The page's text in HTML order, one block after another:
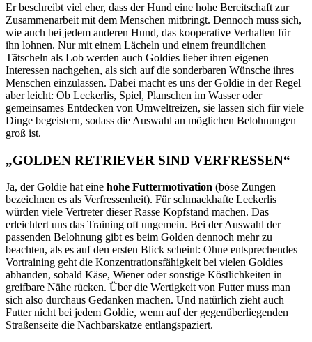
Er beschreibt viel eher, dass der Hund eine hohe Bereitschaft zur
Zusammenarbeit mit dem Menschen mitbringt. Dennoch muss sich,
wie auch bei jedem anderen Hund, das kooperative Verhalten für
ihn lohnen. Nur mit einem Lächeln und einem freundlichen
Tätscheln als Lob werden auch Goldies lieber ihren eigenen
Interessen nachgehen, als sich auf die sonderbaren Wünsche ihres
Menschen einzulassen. Dabei macht es uns der Goldie in der Regel
aber leicht: Ob Leckerlis, Spiel, Planschen im Wasser oder
gemeinsames Entdecken von Umweltreizen, sie lassen sich für viele
Dinge begeistern, sodass die Auswahl an möglichen Belohnungen
groß ist.
„GOLDEN RETRIEVER SIND VERFRESSEN“
Ja, der Goldie hat eine hohe Futtermotivation (böse Zungen
bezeichnen es als Verfressenheit). Für schmackhafte Leckerlis
würden viele Vertreter dieser Rasse Kopfstand machen. Das
erleichtert uns das Training oft ungemein. Bei der Auswahl der
passenden Belohnung gibt es beim Golden dennoch mehr zu
beachten, als es auf den ersten Blick scheint: Ohne entsprechendes
Vortraining geht die Konzentrationsfähigkeit bei vielen Goldies
abhanden, sobald Käse, Wiener oder sonstige Köstlichkeiten in
greifbare Nähe rücken. Über die Wertigkeit von Futter muss man
sich also durchaus Gedanken machen. Und natürlich zieht auch
Futter nicht bei jedem Goldie, wenn auf der gegenüberliegenden
Straßenseite die Nachbarskatze entlangspaziert.